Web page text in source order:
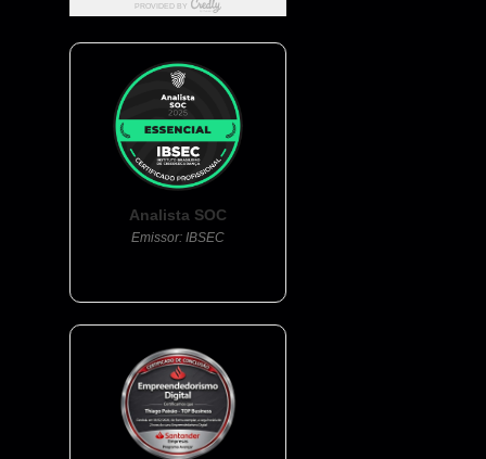
Analista SOC
Emissor: IBSEC